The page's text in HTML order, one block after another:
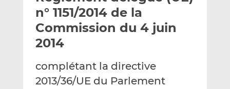
e
r
p
e
m
g
e
r
r
L
g
e
r
F
n° 1151/2014 de la
Commission du 4 juin
2014
complétant la directive
2013/36/UE du Parlement